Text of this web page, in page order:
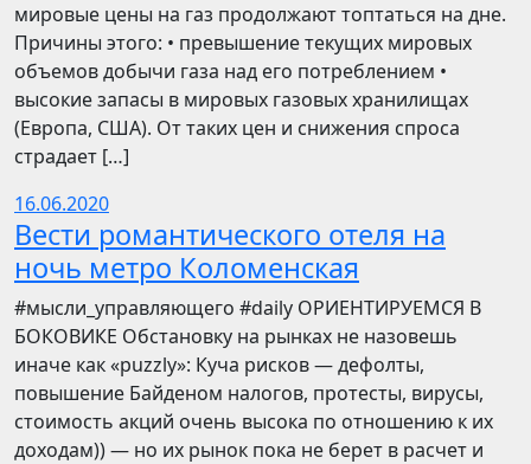
мировые цены на газ продолжают топтаться на дне.
Причины этого: • превышение текущих мировых
объемов добычи газа над его потреблением •
высокие запасы в мировых газовых хранилищах
(Европа, США). От таких цен и снижения спроса
страдает […]
16.06.2020
Вести романтического отеля на
ночь метро Коломенская
​​#мысли_управляющего #daily ОРИЕНТИРУЕМСЯ В
БОКОВИКЕ Обстановку на рынках не назовешь
иначе как «puzzly»: Куча рисков — дефолты,
повышение Байденом налогов, протесты, вирусы,
стоимость акций очень высока по отношению к их
доходам)) — но их рынок пока не берет в расчет и